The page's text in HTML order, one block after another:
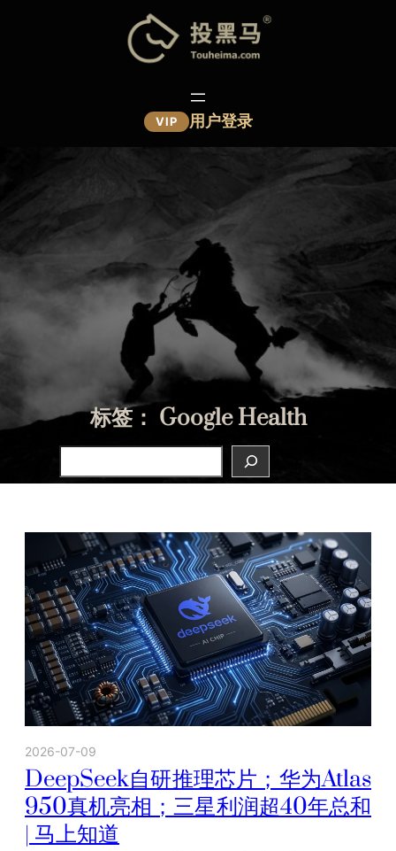
VIP 用户登录
标签： Google Health
2026-07-09
DeepSeek自研推理芯片；华为Atlas
950真机亮相；三星利润超40年总和
| 马上知道